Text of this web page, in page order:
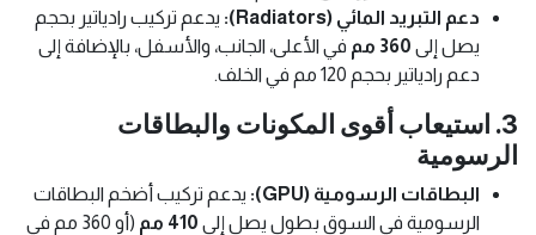
دعم التبريد المائي (Radiators):
يدعم تركيب رادياتير بحجم
يصل إلى 360 مم
في الأعلى، الجانب، والأسفل، بالإضافة إلى
دعم رادياتير بحجم 120 مم في الخلف.
3. استيعاب أقوى المكونات والبطاقات
الرسومية
البطاقات الرسومية (GPU):
يدعم تركيب أضخم البطاقات
الرسومية في السوق بطول يصل إلى 410 مم
(أو 360 مم في